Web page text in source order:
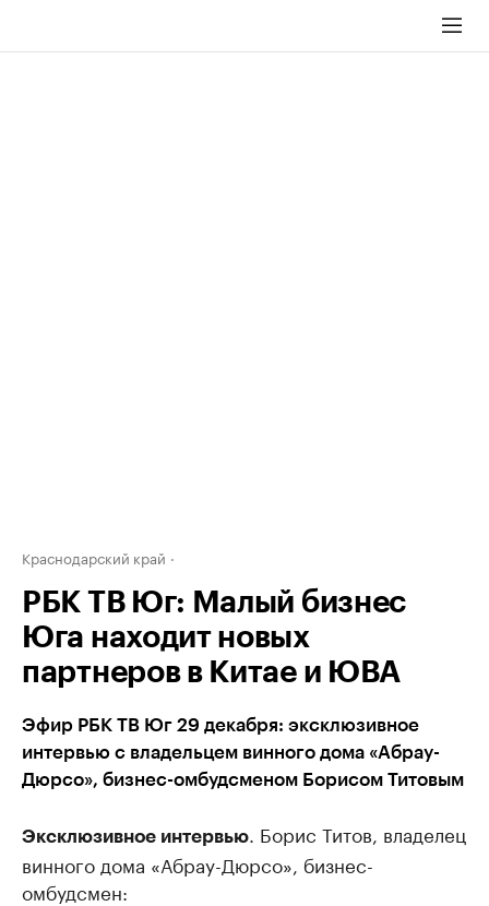
Краснодарский край
РБК ТВ Юг: Малый бизнес
Юга находит новых
партнеров в Китае и ЮВА
Эфир РБК ТВ Юг 29 декабря: эксклюзивное
интервью с владельцем винного дома «Абрау-
Дюрсо», бизнес-омбудсменом Борисом Титовым
Эксклюзивное интервью
. Борис Титов, владелец
винного дома «Абрау-Дюрсо», бизнес-
омбудсмен: